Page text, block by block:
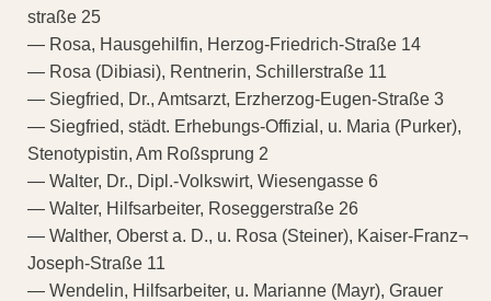
straße 25
— Rosa, Hausgehilfin, Herzog-Friedrich-Straße 14
— Rosa (Dibiasi), Rentnerin, Schillerstraße 11
— Siegfried, Dr., Amtsarzt, Erzherzog-Eugen-Straße 3
— Siegfried, städt. Erhebungs-Offizial, u. Maria (Purker),
Stenotypistin, Am Roßsprung 2
— Walter, Dr., Dipl.-Volkswirt, Wiesengasse 6
— Walter, Hilfsarbeiter, Roseggerstraße 26
— Walther, Oberst a. D., u. Rosa (Steiner), Kaiser-Franz¬
Joseph-Straße 11
— Wendelin, Hilfsarbeiter, u. Marianne (Mayr), Grauer